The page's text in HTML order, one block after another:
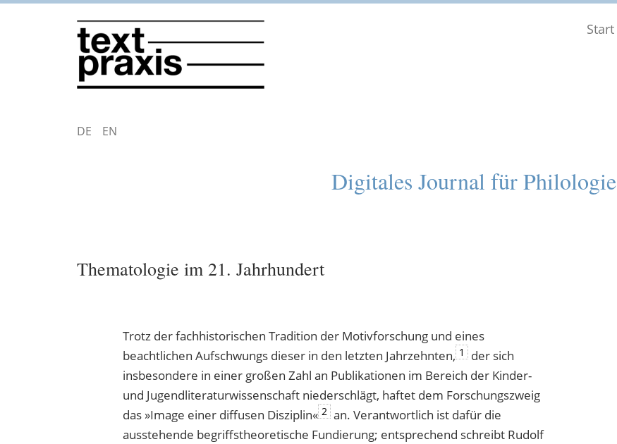
Start
DEUTSCHENGLISH
Digitales Journal für Philologie
Thematologie im 21. Jahrhundert
Trotz der fachhistorischen Tradition der Motivforschung und eines
beachtlichen Aufschwungs dieser in den letzten Jahrzehnten, 1
der sich
insbesondere in einer großen Zahl an Publikationen im Bereich der Kinder-
und Jugendliteraturwissenschaft niederschlägt, haftet dem Forschungszweig
das »Image einer diffusen Disziplin« 2 an. Verantwortlich ist dafür die
ausstehende begriffstheoretische Fundierung; entsprechend schreibt Rudolf